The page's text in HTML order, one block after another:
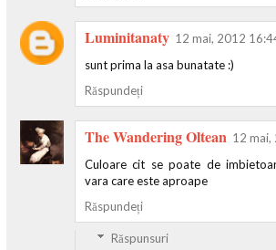
Luminitanaty 12 mai, 2012
sunt prima la asa bunatate :)
Răspundeți
The Wandering Oltean 12 mai,
Culoare cit se poate de
vara care este aproape
Răspundeți
Răspunsuri